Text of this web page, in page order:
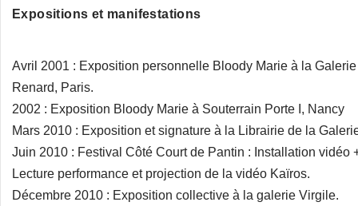
Expositions et manifestations
Avril 2001 : Exposition personnelle Bloody Marie à la
Renard, Paris.
2002 : Exposition Bloody Marie à Souterrain Porte I, Nancy
Mars 2010 : Exposition et signature à la Librairie de la
Juin 2010 : Festival Côté Court de Pantin : Installation vidéo
Lecture performance et projection de la vidéo Kaïros.
Décembre 2010 : Exposition collective à la galerie Virgile.